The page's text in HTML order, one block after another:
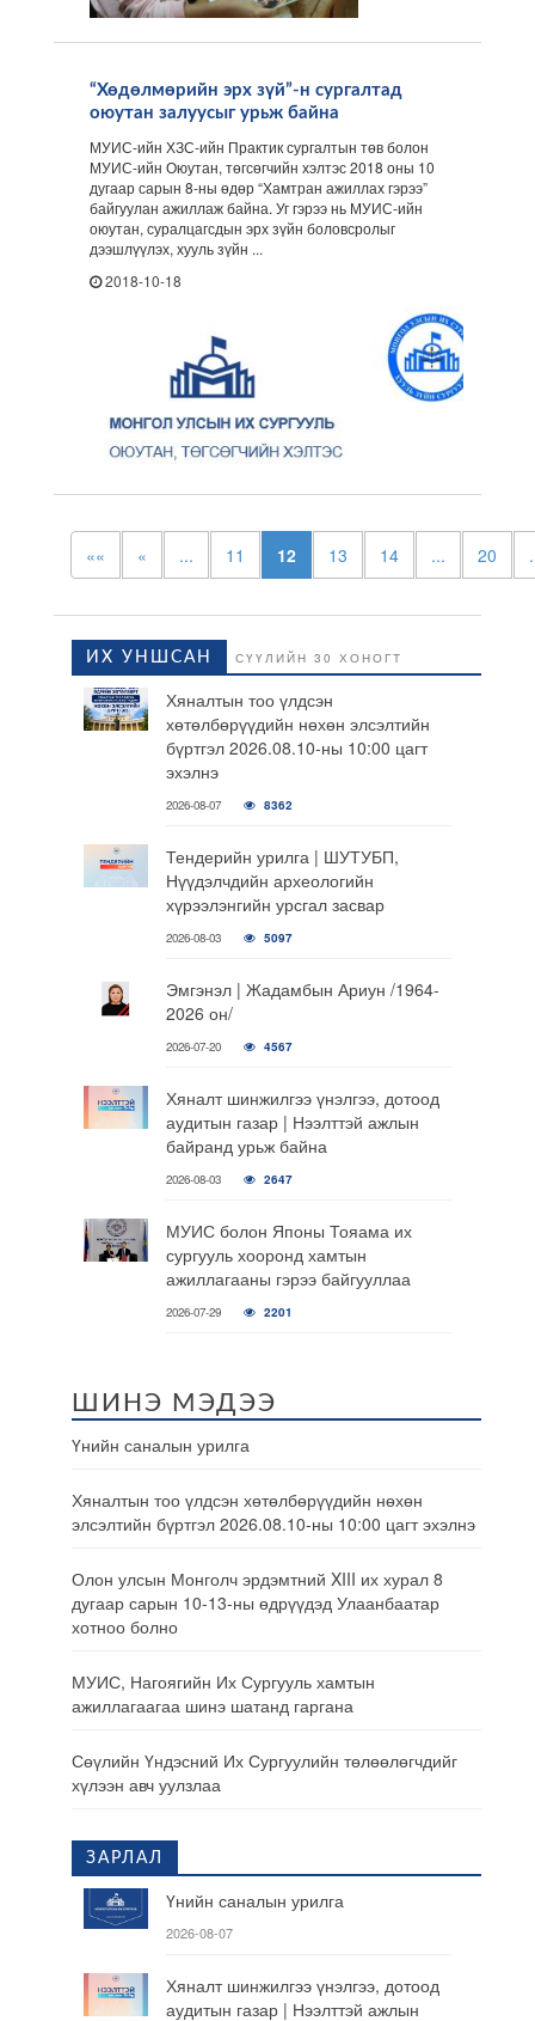
“Хөдөлмөрийн эрх зүй”-н сургалтад
оюутан залуусыг урьж байна
МУИС-ийн ХЗС-ийн Практик сургалтын төв болон
МУИС-ийн Оюутан, төгсөгчийн хэлтэс 2018 оны 10
дугаар сарын 8-ны өдөр “Хамтран ажиллах гэрээ”
байгуулан ажиллаж байна. Уг гэрээ нь МУИС-ийн
оюутан, суралцагсдын эрх зүйн боловсролыг
дээшлүүлэх, хууль зүйн ...
2018-10-18
«« « ... 11 12 13 14 ... 20
ИХ УНШСАН СҮҮЛИЙН 30 ХОНОГТ
Хяналтын тоо үлдсэн
хөтөлбөрүүдийн нөхөн элсэлтийн
бүртгэл 2026.08.10-ны 10:00 цагт
эхэлнэ
2026-08-07 8362
Тендерийн урилга | ШУТУБП,
Нүүдэлчдийн археологийн
хүрээлэнгийн урсгал засвар
2026-08-03 5097
Эмгэнэл | Жадамбын Ариун /1964-
2026 он/
2026-07-20 4567
Хяналт шинжилгээ үнэлгээ, дотоод
аудитын газар | Нээлттэй ажлын
байранд урьж байна
2026-08-03 2647
МУИС болон Японы Тояама их
сургууль хооронд хамтын
ажиллагааны гэрээ байгууллаа
2026-07-29 2201
ШИНЭ МЭДЭЭ
Үнийн саналын урилга
Хяналтын тоо үлдсэн хөтөлбөрүүдийн нөхөн
элсэлтийн бүртгэл 2026.08.10-ны 10:00 цагт эхэлнэ
Олон улсын Монголч эрдэмтний XIII их хурал 8
дугаар сарын 10-13-ны өдрүүдэд Улаанбаатар
хотноо болно
МУИС, Нагоягийн Их Сургууль хамтын
ажиллагаагаа шинэ шатанд гаргана
Сөүлийн Үндэсний Их Сургуулийн төлөөлөгчдийг
хүлээн авч уулзлаа
ЗАРЛАЛ
Үнийн саналын урилга
2026-08-07
Хяналт шинжилгээ үнэлгээ, дотоод
аудитын газар | Нээлттэй ажлын